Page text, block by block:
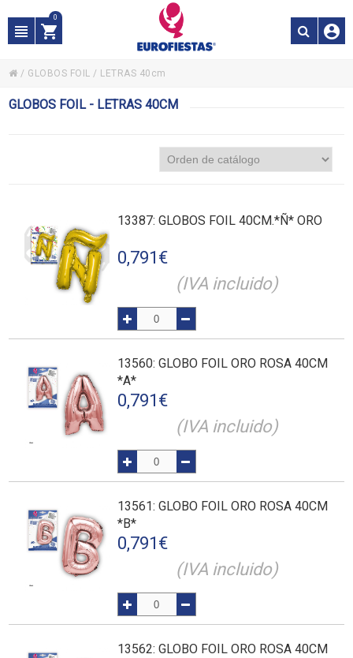
0
/ GLOBOS FOIL / LETRAS 40cm
GLOBOS FOIL - LETRAS 40CM
13387: GLOBOS FOIL 40CM.*Ñ* ORO
0,791 €
(IVA incluido)
13560: GLOBO FOIL ORO ROSA 40CM
*A*
0,791 €
(IVA incluido)
13561: GLOBO FOIL ORO ROSA 40CM
*B*
0,791 €
(IVA incluido)
13562: GLOBO FOIL ORO ROSA 40CM